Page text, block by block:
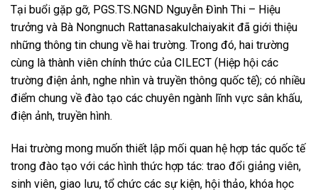
Tại buổi gặp gỡ, PGS.TS.NGND Nguyễn Đình Thi – Hiệu
trưởng và Bà Nongnuch Rattanasakulchaiyakit đã giới thiệu
những thông tin chung về hai trường. Trong đó, hai trường
cùng là thành viên chính thức của CILECT (Hiệp hội các
trường điện ảnh, nghe nhìn và truyền thông quốc tế); có nhiều
điểm chung về đào tạo các chuyên ngành lĩnh vực sân khấu,
điện ảnh, truyền hình.
Hai trường mong muốn thiết lập mối quan hệ hợp tác quốc tế
trong đào tạo với các hình thức hợp tác: trao đổi giảng viên,
sinh viên, giao lưu, tổ chức các sự kiện, hội thảo, khóa học